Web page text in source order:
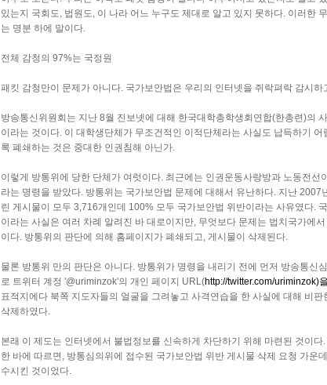
있는지 국회도, 법원도, 이 나라 어느 누구도 제대로 알고 있지 못하다. 이러한
는 명분 하에 말이다.
전체 감청의 97%는 국정원
패킷 감청만이 문제가 아니다. 국가보안법은 우리의 인터넷을 쥐락펴락 감시하
방송통신위원회는 지난 8월 진보넷에 대해 한국대학총학생회연합(한총련)의
이라는 것이다. 이 대학생단체가 무조건적인 이적단체라는 사실도 납득하기
록 폐쇄하는 것은 중대한 인권침해 아닌가.
이렇게 방통위에 당한 단체가 여럿이다. 최근에는 인권운동사랑방과 노동전
라는 명령을 받았다. 방통위는 국가보안법 문제에 대해서 유난하다. 지난
린 게시물이 모두 3,716개인데 100% 모두 국가보안법 위반이라는 사유였다.
이라는 사실은 여러 차례 알려진 바 대로이지만, 무엇보다 문제는 법치국가에
이다. 방통위의 판단에 의해 홈페이지가 폐쇄되고, 게시물이 삭제된다.
물론 방통위 만의 판단은 아니다. 방통위가 명령을 내리기 전에 먼저 방송통신
로 트위터 계정 '@uriminzok'의 개인 페이지 URL(http://twitter.com/uriminzok)을
표적지에다 북쪽 지도자들의 얼굴을 그려놓고 사격연습을 한 사실에 대해 비
삭제하였다.
본래 이 제도는 인터넷에서 불법정보를 신속하게 차단하기 위해 마련된 것이
한 바에 따르면, 방통심의위에 접수된 국가보안법 위반 게시물 삭제 요청 가운
수시킨 것이었다.